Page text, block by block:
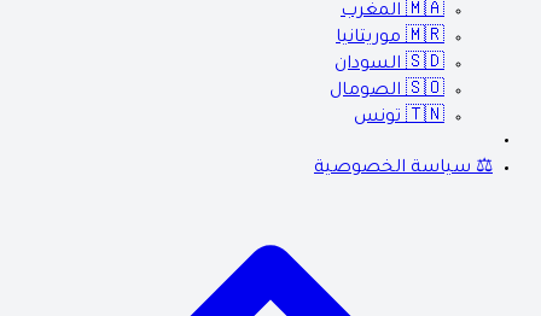
🇲🇦 المغرب
🇲🇷 موريتانيا
🇸🇩 السودان
🇸🇴 الصومال
🇹🇳 تونس
⚖️ سياسة الخصوصية